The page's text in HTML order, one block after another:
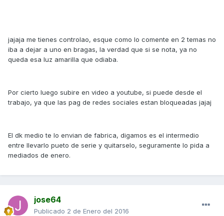
jajaja me tienes controlao, esque como lo comente en 2 temas no
iba a dejar a uno en bragas, la verdad que si se nota, ya no
queda esa luz amarilla que odiaba.
Por cierto luego subire en video a youtube, si puede desde el
trabajo, ya que las pag de redes sociales estan bloqueadas jajaj
El dk medio te lo envian de fabrica, digamos es el intermedio
entre llevarlo pueto de serie y quitarselo, seguramente lo pida a
mediados de enero.
jose64
Publicado 2 de Enero del 2016